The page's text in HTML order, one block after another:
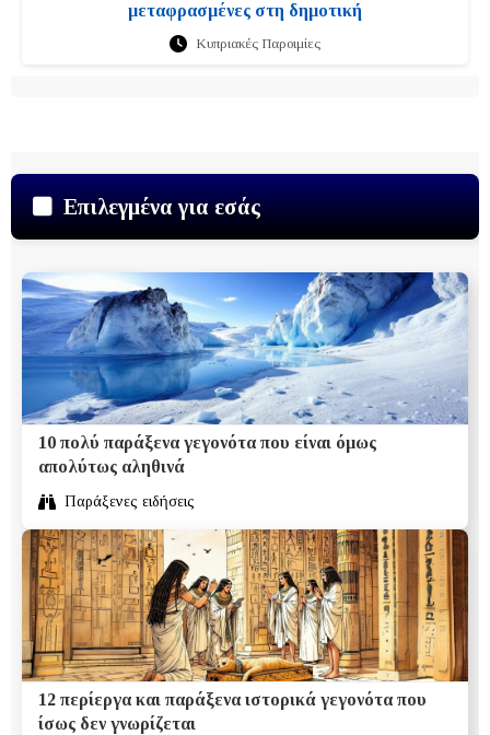
μεταφρασμένες στη δημοτική
Κυπριακές Παροιμίες
Επιλεγμένα για εσάς
10 πολύ παράξενα γεγονότα που είναι όμως
απολύτως αληθινά
Παράξενες ειδήσεις
12 περίεργα και παράξενα ιστορικά γεγονότα που
ίσως δεν γνωρίζεται